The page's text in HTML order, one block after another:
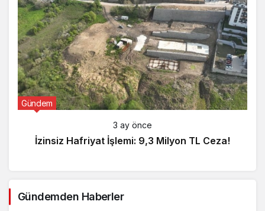
Gündem
3 ay önce
İzinsiz Hafriyat İşlemi: 9,3 Milyon TL Ceza!
Gündemden Haberler